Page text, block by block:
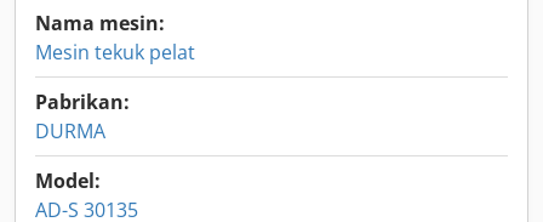
Nama mesin:
Mesin tekuk pelat
Pabrikan:
DURMA
Model:
AD-S 30135